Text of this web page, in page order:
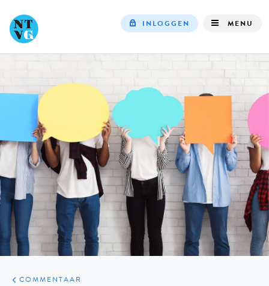
navigation
INLOGGEN MENU
ARTIKELEN
OPINIE
COMMENTAAR